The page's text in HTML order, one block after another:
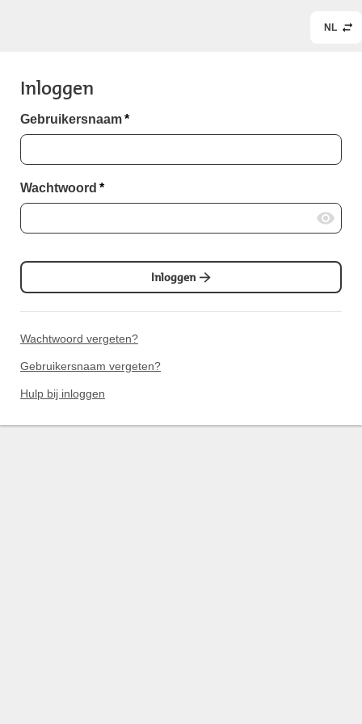
NL
Inloggen
Gebruikersnaam*
Wachtwoord *
Inloggen
Wachtwoord vergeten?
Gebruikersnaam vergeten?
Hulp bij inloggen